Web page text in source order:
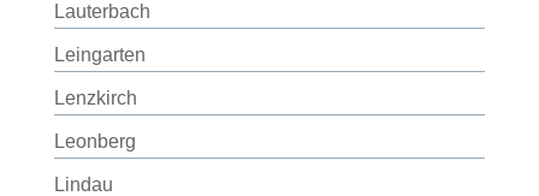
Lauterbach
Leingarten
Lenzkirch
Leonberg
Lindau